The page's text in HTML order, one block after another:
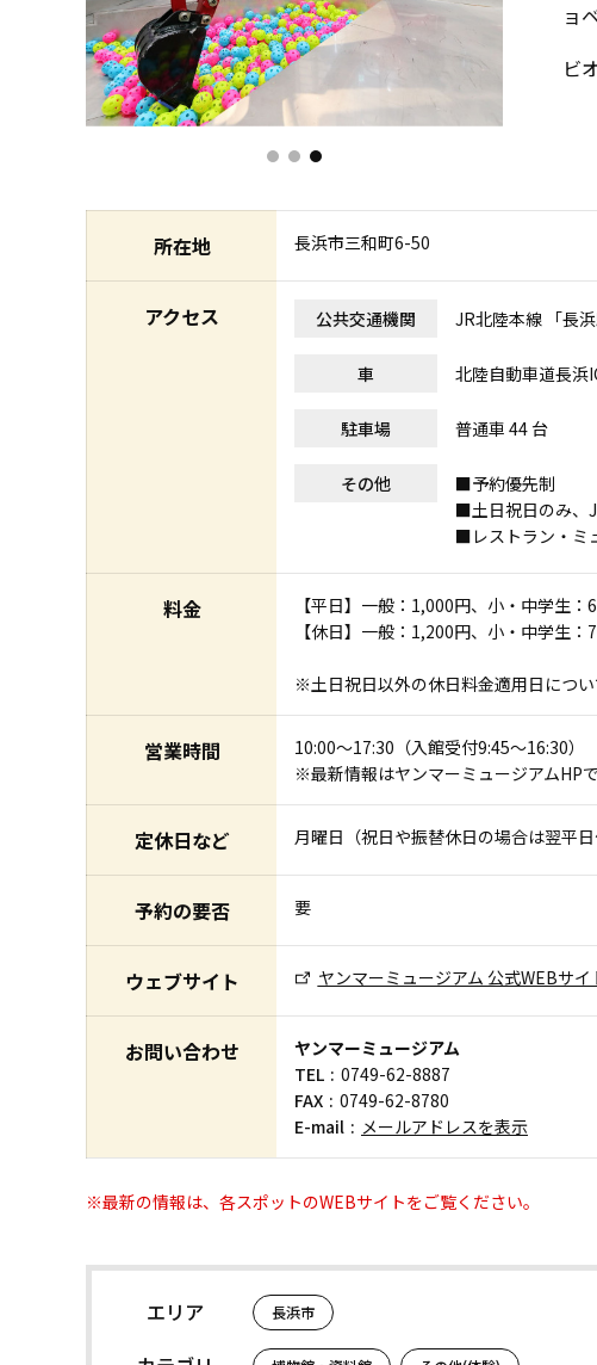
ョ
ビ
所在地 長浜市三和町6-50
アクセス 公共交通機関 JR北陸本線 「長
車 北陸自動車道長浜
駐車場 普通車 44 台
その他
■予約優先制
■土日祝日のみ、
■レストラン・ミ
料金
【平日】一般：1,000円、小・中学生
【休日】一般：1,200円、小・中学生
※土日祝日以外の休日料金適用日につ
営業時間
10:00〜17:30（入館受付9:45～16:30）
※最新情報はヤンマーミュージアムHP
定休日など 月曜日（祝日や振替休日の場合は翌平
予約の要否 要
ウェブサイト ヤンマーミュージアム 公式WEBサイ
お問い合わせ
ヤンマーミュージアム
TEL
0749-62-8887
FAX
0749-62-8780
E-mail
メールアドレスを表示
※最新の情報は、各スポットのWEBサイトをご覧ください。
エリア 長浜市